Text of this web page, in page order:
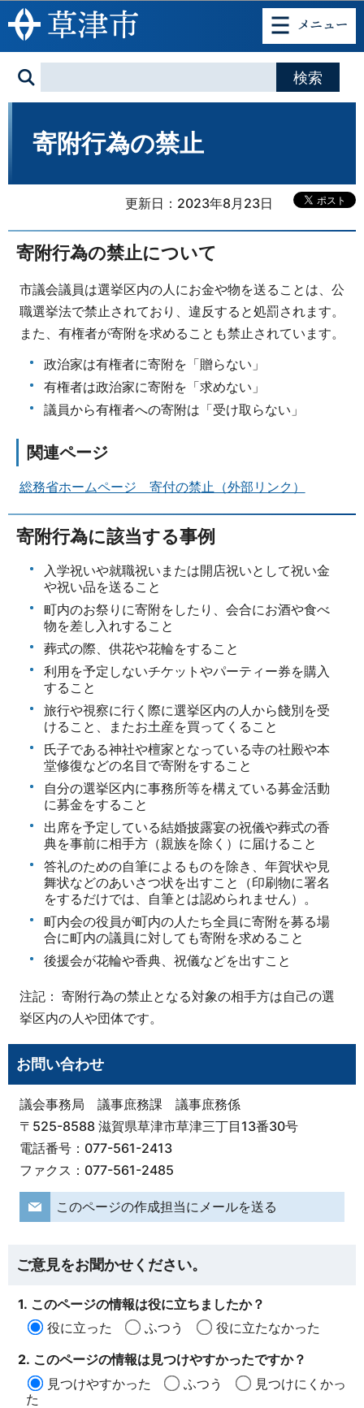
このページの本文へ移動
寄附行為の禁止
更新日：2023年8月23日
寄附行為の禁止について
市議会議員は選挙区内の人にお金や物を送ることは、公
職選挙法で禁止されており、違反すると処罰されます。
また、有権者が寄附を求めることも禁止されています。
政治家は有権者に寄附を「贈らない」
有権者は政治家に寄附を「求めない」
議員から有権者への寄附は「受け取らない」
関連ページ
総務省ホームページ 寄付の禁止（外部リンク）
寄附行為に該当する事例
入学祝いや就職祝いまたは開店祝いとして祝い金
や祝い品を送ること
町内のお祭りに寄附をしたり、会合にお酒や食べ
物を差し入れすること
葬式の際、供花や花輪をすること
利用を予定しないチケットやパーティー券を購入
すること
旅行や視察に行く際に選挙区内の人から餞別を受
けること、またお土産を買ってくること
氏子である神社や檀家となっている寺の社殿や本
堂修復などの名目で寄附をすること
自分の選挙区内に事務所等を構えている募金活動
に募金をすること
出席を予定している結婚披露宴の祝儀や葬式の香
典を事前に相手方（親族を除く）に届けること
答礼のための自筆によるものを除き、年賀状や見
舞状などのあいさつ状を出すこと（印刷物に署名
をするだけでは、自筆とは認められません）。
町内会の役員が町内の人たち全員に寄附を募る場
合に町内の議員に対しても寄附を求めること
後援会が花輪や香典、祝儀などを出すこと
注記： 寄附行為の禁止となる対象の相手方は自己の選
挙区内の人や団体です。
お問い合わせ
議会事務局 議事庶務課 議事庶務係
〒525-8588 滋賀県草津市草津三丁目13番30号
電話番号：077-561-2413
ファクス：077-561-2485
このページの作成担当にメールを送る
ご意見をお聞かせください。
1. このページの情報は役に立ちましたか？
役に立った
ふつう
役に立たなかった
2. このページの情報は見つけやすかったですか？
見つけやすかった
ふつう
見つけにくかっ
た